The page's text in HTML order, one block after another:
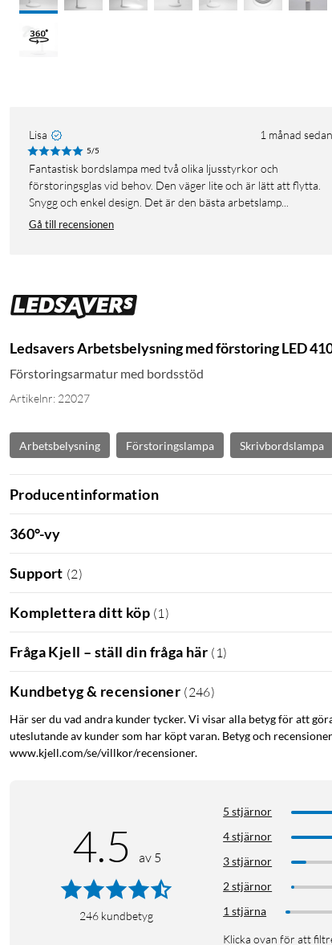
Lisa 1 månad sedan
5/5
Fantastisk bordslampa med två olika ljusstyrkor och
förstoringsglas vid behov. Den väger lite och är lätt att flytta.
Snygg och enkel design. Det är den bästa arbetslamp...
Gå till recensionen
Ledsavers Arbetsbelysning med förstoring LED
Förstoringsarmatur med bordsstöd
Artikelnr: 22027
Arbetsbelysning Förstoringslampa Skrivbordslampa
Producentinformation
360°-vy
Support (2)
Komplettera ditt köp (1 )
Fråga Kjell – ställ din fråga här ( 1 )
Kundbetyg & recensioner (246)
Här ser du vad andra kunder tycker. Vi visar alla betyg för att
uteslutande av kunder som har köpt varan. Betyg och
www.kjell.com/se/villkor/recensioner.
4.5 av 5
246 kundbetyg
5 stjärnor
4 stjärnor
3 stjärnor
2 stjärnor
1 stjärna
Klicka ovan för att